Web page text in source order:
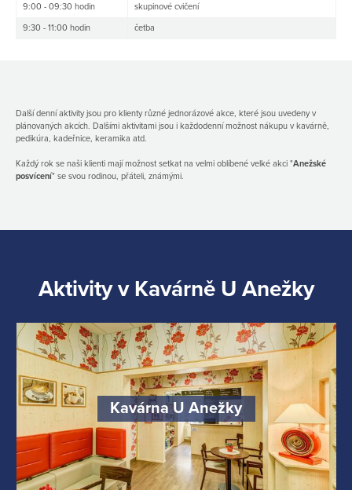
9:00 - 09:30 hodin skupinové cvičení
9:30 - 11:00 hodin četba
Další denní aktivity jsou pro klienty různé jednorázové akce, které jsou uvedeny v
plánovaných akcích. Dalšími aktivitami jsou i každodenní možnost nákupu v kavárně,
pedikúra, kadeřnice, keramika atd.
Každý rok se naši klienti mají možnost setkat na velmi oblíbené velké akci "Anežské
posvícení" se svou rodinou, přáteli, známými.
Aktivity v Kavárně U Anežky
Kavárna U Anežky